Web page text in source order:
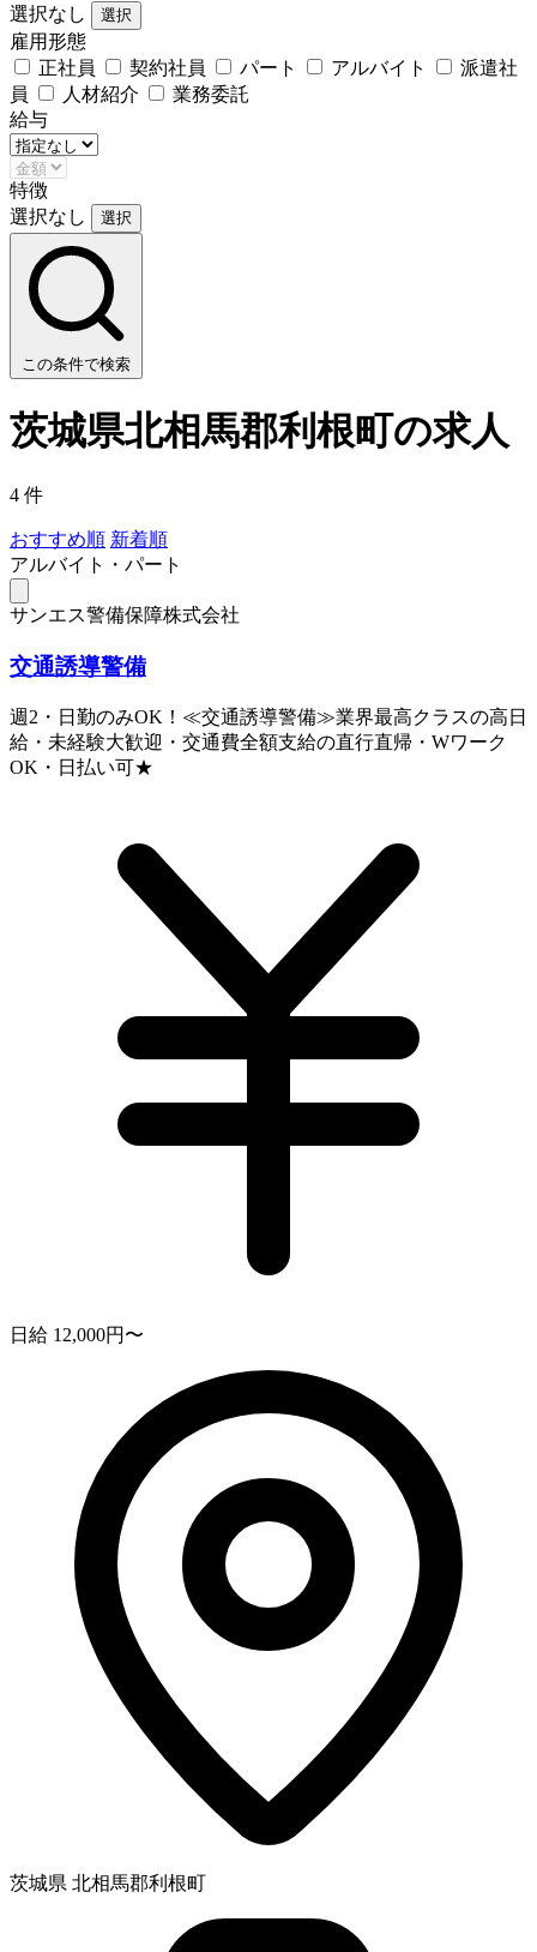
選択なし
選択
雇用形態
正社員
契約社員 パート アルバイト
派遣社
員
人材紹介
業務委託
給与
特徴
選択なし
選択
この条件で検索
茨城県北相馬郡利根町の求人
4 件
おすすめ順 新着順
アルバイト・パート
サンエス警備保障株式会社
交通誘導警備
週2・日勤のみOK！≪交通誘導警備≫業界最高クラスの高日
給・未経験大歓迎・交通費全額支給の直行直帰・Wワーク
OK・日払い可★
日給 12,000円〜
茨城県 北相馬郡利根町